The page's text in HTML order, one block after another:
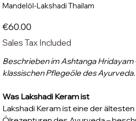
Mandelöl-Lakshadi Thailam
Price
€60.00
Sales Tax Included
Beschrieben im Ashtanga Hridayam
klassischen Pflegeöle des Ayurveda.
Was Lakshadi Keram ist
Lakshadi Keram ist eine der